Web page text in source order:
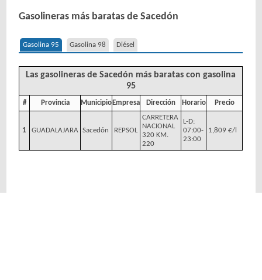
Gasolineras más baratas de Sacedón
Gasolina 95 Gasolina 98 Diésel
Las gasolineras de Sacedón más baratas con gasolina
95
# Provincia Municipio Empresa Dirección Horario Precio
1 GUADALAJARA Sacedón REPSOL
CARRETERA
NACIONAL
320 KM.
220
L-D:
07:00-
23:00
1,809 €/l